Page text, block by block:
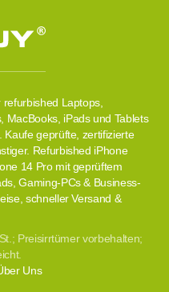
Laptops,
MacBooks, iPads und Tablets
Kaufe geprüfte, zertifizierte
Refurbished iPhone
14 Pro mit geprüftem
Gaming-PCs & Business-
schneller Versand &
Preisirrtümer vorbehalten;
Uns